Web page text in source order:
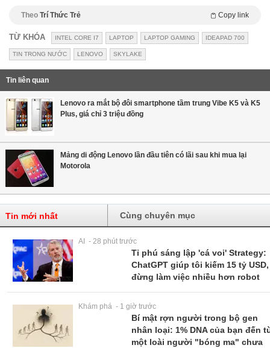
Theo Trí Thức Trẻ Copy link
TỪ KHÓA INTEL CORE I7 LAPTOP LAPTOP GAMING IDEAPAD 700
TIN TRONG NƯỚC LENOVO SKYLAKE
Tin liên quan
Lenovo ra mắt bộ đôi smartphone tầm trung Vibe K5 và K5
Plus, giá chỉ 3 triệu đồng
Mảng di động Lenovo lần đầu tiên có lãi sau khi mua lại
Motorola
Tin mới nhất Cùng chuyên mục
AI - 28 phút trước
Tỉ phú sáng lập 'cá voi' Strategy:
ChatGPT giúp tôi kiếm 15 tỷ USD,
đừng làm việc nhiều hơn robot
Khám phá - 1 giờ trước
Bí mật rợn người trong bộ gen
nhân loại: 1% DNA của bạn đến
một loài người "bóng ma" chưa